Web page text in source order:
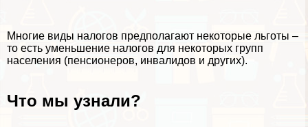
Многие виды налогов предполагают некоторые льготы –
то есть уменьшение налогов для некоторых групп
населения (пенсионеров, инвалидов и других).
Что мы узнали?